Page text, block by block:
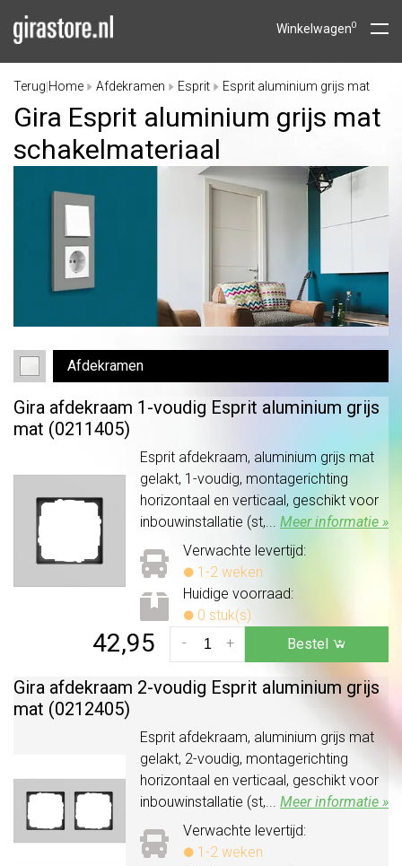
Winkelwagen0
Terug Home Afdekramen Esprit Esprit aluminium grijs mat
Gira Esprit aluminium grijs mat
schakelmateriaal
Afdekramen
Gira afdekraam 1-voudig Esprit aluminium grijs
mat (0211405)
Esprit afdekraam, aluminium grijs mat
gelakt, 1-voudig, montagerichting
horizontaal en verticaal, geschikt voor
inbouwinstallatie (st,... Meer informatie »
Verwachte levertijd:
1-2 weken
Huidige voorraad:
0 stuk(s)
42,95 +
- Bestel
Gira afdekraam 2-voudig Esprit aluminium grijs
mat (0212405)
Esprit afdekraam, aluminium grijs mat
gelakt, 2-voudig, montagerichting
horizontaal en verticaal, geschikt voor
inbouwinstallatie (st,... Meer informatie »
Verwachte levertijd:
1-2 weken